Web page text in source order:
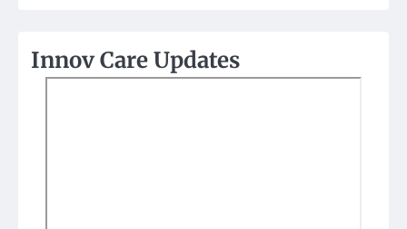
Innov Care Updates